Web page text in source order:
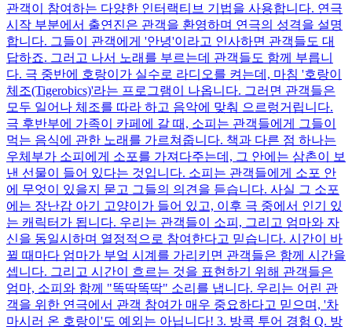
관객이 참여하는 다양한 인터랙티브 기법을 사용합니다. 연극
시작 부분에서 출연진은 관객을 환영하며 연극의 성격을 설명
합니다. 그들이 관객에게 '안녕'이라고 인사하면 관객들도 대
답하죠. 그러고 나서 노래를 부르는데 관객들도 함께 부릅니
다. 극 중반에 호랑이가 실수로 라디오를 켜는데, 마침 '호랑이
체조(Tigerobics)'라는 프로그램이 나옵니다. 그러면 관객들은
모두 일어나 체조를 따라 하고 음악에 맞춰 으르렁거립니다.
극 후반부에 가족이 카페에 갈 때, 소피는 관객들에게 그들이
먹는 음식에 관한 노래를 가르쳐줍니다. 책과 다른 점 하나는
우체부가 소피에게 소포를 가져다주는데, 그 안에는 삼촌이 보
낸 선물이 들어 있다는 것입니다. 소피는 관객들에게 소포 안
에 무엇이 있을지 묻고 그들의 의견을 듣습니다. 사실 그 소포
에는 장난감 아기 고양이가 들어 있고, 이후 극 중에서 인기 있
는 캐릭터가 됩니다. 우리는 관객들이 소피, 그리고 엄마와 자
신을 동일시하며 열정적으로 참여한다고 믿습니다. 시간이 바
뀔 때마다 엄마가 부엌 시계를 가리키면 관객들은 함께 시간을
셉니다. 그리고 시간이 흐르는 것을 표현하기 위해 관객들은
엄마, 소피와 함께 "똑딱똑딱" 소리를 냅니다. 우리는 어린 관
객을 위한 연극에서 관객 참여가 매우 중요하다고 믿으며, '차
마시러 온 호랑이'도 예외는 아닙니다! 3. 방콕 투어 경험 Q. 방